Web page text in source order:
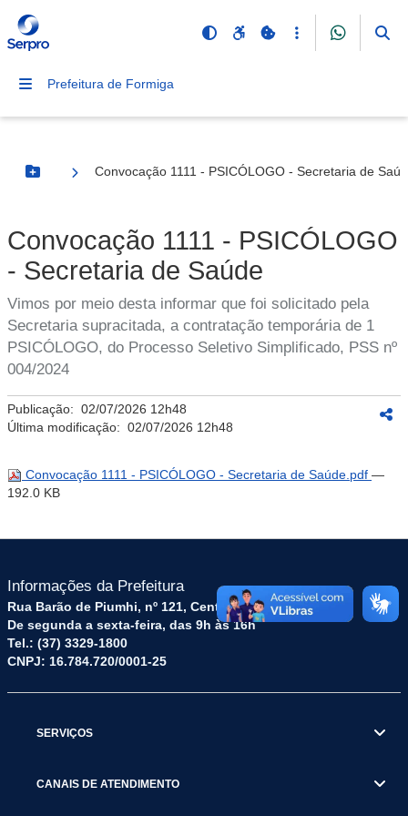
Prefeitura de Formiga
Botão Menu
Convocação 1111 - PSICÓLOGO - Secretaria de
Convocação 1111 - PSICÓLOGO
- Secretaria de Saúde
Vimos por meio desta informar que foi solicitado pela
Secretaria supracitada, a contratação temporária de 1
PSICÓLOGO, do Processo Seletivo Simplificado, PSS nº
004/2024
Publicação: 02/07/2026 12h48
Última modificação: 02/07/2026 12h48
Convocação 1111 - PSICÓLOGO - Secretaria de Saúde.pdf —
192.0 KB
Informações da Prefeitura
Rua Barão de Piumhi, nº 121, Centro – CEP: 35570-128
De segunda a sexta-feira, das 9h às 16h
Tel.: (37) 3329-1800
CNPJ: 16.784.720/0001-25
SERVIÇOS
CANAIS DE ATENDIMENTO